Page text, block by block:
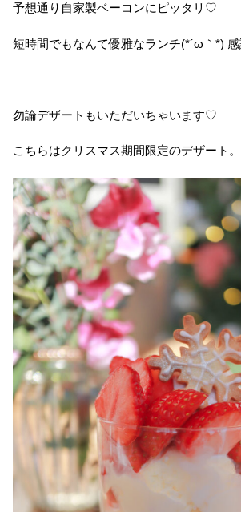
予想通り自家製ベーコンにピッタリ♡
短時間でもなんて優雅なランチ(*´ω｀*)
勿論デザートもいただいちゃいます♡
こちらはクリスマス期間限定のデザート。